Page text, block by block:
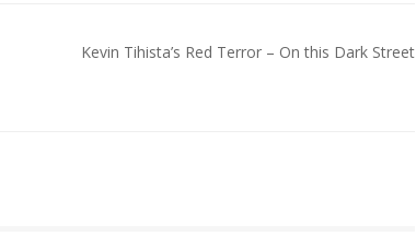
Kevin Tihista’s Red Terror – On this Dark Street